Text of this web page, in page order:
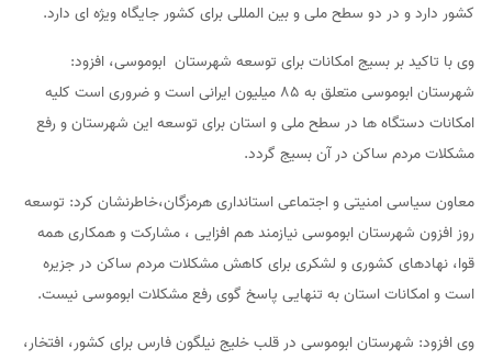
کشور دارد و در دو سطح ملی و بین المللی برای کشور جایگاه ویژه ای دارد.
وی با تاکید بر بسیج امکانات برای توسعه شهرستان ابوموسی، افزود:
شهرستان ابوموسی متعلق به ۸۵ میلیون ایرانی است و ضروری است کلیه
امکانات دستگاه ها در سطح ملی و استان برای توسعه این شهرستان و رفع
مشکلات مردم ساکن در آن بسیج گردد.
معاون سیاسی امنیتی و اجتماعی استانداری هرمزگان،خاطرنشان کرد: توسعه
روز افزون شهرستان ابوموسی نیازمند هم افزایی ، مشارکت و همکاری همه
قوا، نهادهای کشوری و لشکری برای کاهش مشکلات مردم ساکن در جزیره
است و امکانات استان به تنهایی پاسخ گوی رفع مشکلات ابوموسی نیست.
وی افزود: شهرستان ابوموسی در قلب خلیج نیلگون فارس برای کشور، افتخار،